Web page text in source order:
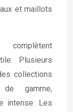
et maillots
complètent
Plusieurs
collections
gamme,
intense. Les